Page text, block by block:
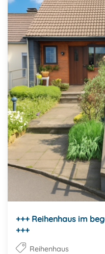
+++ Reihenhaus im
+++
Reihenhaus